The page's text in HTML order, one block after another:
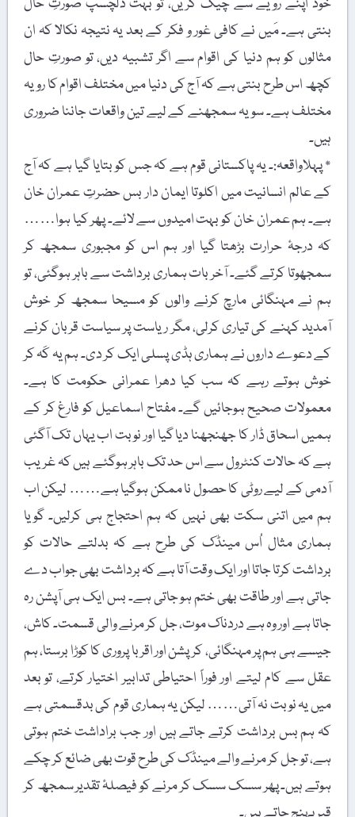
بنتی ہے۔ مَیں نے کافی غور و فکر کے بعد یہ نتیجہ نکالا کہ ان
مثالوں کو ہم دنیا کی اقوام سے اگر تشبیہ دیں، تو صورتِ حال
کچھ اس طرح بنتی ہے کہ آج کی دنیا میں مختلف اقوام کا رویہ
مختلف ہے۔ سو یہ سمجھنے کے لیے تین واقعات جاننا ضروری
ہیں۔
٭ پہلاواقعہ:۔ یہ پاکستانی قوم ہے کہ جس کو بتایا گیا ہے کہ آج
کے عالم انسانیت میں اکلوتا ایمان دار بس حضرتِ عمران خان
ہے۔ ہم عمران خان کو بہت امیدوں سے لائے۔ پھر کیا ہوا……
کہ درجۂ حرارت بڑھتا گیا اور ہم اس کو مجبوری سمجھ کر
سمجھوتا کرتے گئے۔ آخر بات ہماری برداشت سے باہر ہوگئی، تو
ہم نے مہنگائی مارچ کرنے والوں کو مسیحا سمجھ کر خوش
آمدید کہنے کی تیاری کرلی، مگر ریاست پر سیاست قربان کرنے
کے دعوے داروں نے ہماری ہڈی پسلی ایک کر دی۔ ہم یہ کَہ کر
خوش ہوتے رہے کہ سب کیا دھرا عمرانی حکومت کا ہے۔
معمولات صحیح ہوجائیں گے۔ مفتاح اسماعیل کو فارغ کر کے
ہمیں اسحاق ڈار کا جھنجھنا دیا گیا اور نوبت اب یہاں تک آگئی
ہے کہ حالات کنٹرول سے اس حد تک باہر ہوگئے ہیں کہ غریب
آدمی کے لیے روٹی کا حصول نا ممکن ہوگیا ہے…… لیکن اب
ہم میں اتنی سکت بھی نہیں کہ ہم احتجاج ہی کرلیں۔ گویا
ہماری مثال اُس مینڈک کی طرح ہے کہ بدلتے حالات کو
برداشت کرتا جاتا اور ایک وقت آتا ہے کہ برداشت بھی جواب دے
جاتی ہے اور طاقت بھی ختم ہو جاتی ہے۔ بس ایک ہی آپشن رہ
جاتا ہے اور وہ ہے دردناک موت، جل کر مرنے والی قسمت۔ کاش،
جیسے ہی ہم پر مہنگائی، کرپشن اور اقربا پروری کا کوڑا برستا، ہم
عقل سے کام لیتے اور فوراً احتیاطی تدابیر اختیار کرتے، تو بعد
میں یہ نوبت نہ آتی…… لیکن یہ ہماری قوم کی بدقسمتی ہے
کہ ہم بس برداشت کرتے جاتے ہیں اور جب براداشت ختم ہوتی
ہے، تو جل کر مرنے والے مینڈک کی طرح قوت بھی ضائع کر چکے
ہوتے ہیں۔ پھر سسک سسک کر مرنے کو فیصلۂ تقدیر سمجھ کر